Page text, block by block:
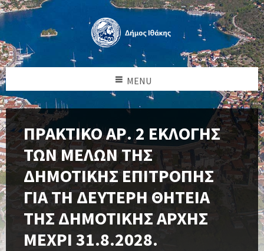
MENU
ΠΡΑΚΤΙΚΟ ΑΡ. 2 ΕΚΛΟΓΗΣ
ΤΩΝ ΜΕΛΩΝ ΤΗΣ
ΔΗΜΟΤΙΚΗΣ ΕΠΙΤΡΟΠΗΣ
ΓΙΑ ΤΗ ΔΕΥΤΕΡΗ ΘΗΤΕΙΑ
ΤΗΣ ΔΗΜΟΤΙΚΗΣ ΑΡΧΗΣ
ΜΕΧΡΙ 31.8.2028.